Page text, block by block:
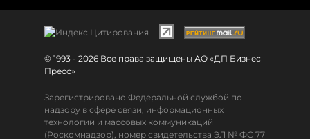
© 1993 - 2026 Все права защищены АО «ДП Бизнес
Пресс»
Зарегистрировано Федеральной службой по
надзору в сфере связи, информационных
технологий и массовых коммуникаций
(Роскомнадзор), номер свидетельства ЭЛ № ФС 77